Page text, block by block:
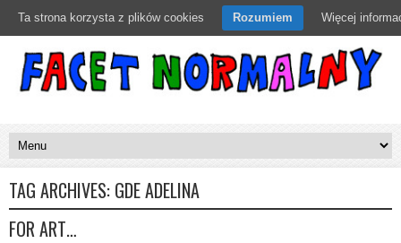
TAG ARCHIVES: GDE ADELINA
FOR ART…
Ta strona korzysta z plików cookies Rozumiem Więcej